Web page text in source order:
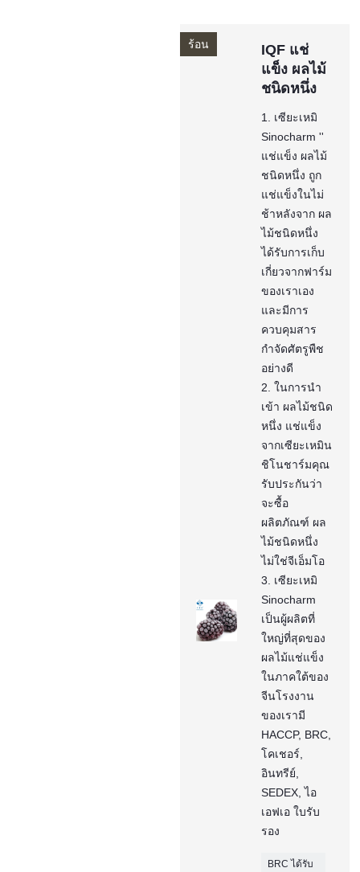
ร้อน
IQF แช่
แข็ง ผลไม้
ชนิดหนึ่ง
1. เซียะเหมิ
Sinocharm ''
แช่แข็ง ผลไม้
ชนิดหนึ่ง ถูก
แช่แข็งในไม่
ช้าหลังจาก ผล
ไม้ชนิดหนึ่ง
ได้รับการเก็บ
เกี่ยวจากฟาร์ม
ของเราเอง
และมีการ
ควบคุมสาร
กำจัดศัตรูพืช
อย่างดี
2. ในการนำ
เข้า ผลไม้ชนิด
หนึ่ง แช่แข็ง
จากเซียะเหมิน
ชิโนชาร์มคุณ
รับประกันว่า
จะซื้อ
ผลิตภัณฑ์ ผล
ไม้ชนิดหนึ่ง
ไม่ใช่จีเอ็มโอ
3. เซียะเหมิ
Sinocharm
เป็นผู้ผลิตที่
ใหญ่ที่สุดของ
ผลไม้แช่แข็ง
ในภาคใต้ของ
จีนโรงงาน
ของเรามี
HACCP, BRC,
โคเชอร์,
อินทรีย์,
SEDEX, ไอ
เอฟเอ ใบรับ
รอง
BRC ได้รับ